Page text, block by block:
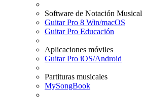
Software de Notación Musical
Guitar Pro 8 Win/macOS
Guitar Pro Educación
Aplicaciones móviles
Guitar Pro iOS/Android
Partituras musicales
MySongBook